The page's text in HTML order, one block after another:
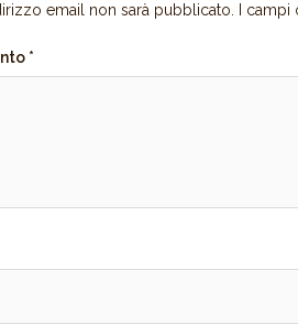
email non sarà pubblicato. I
*